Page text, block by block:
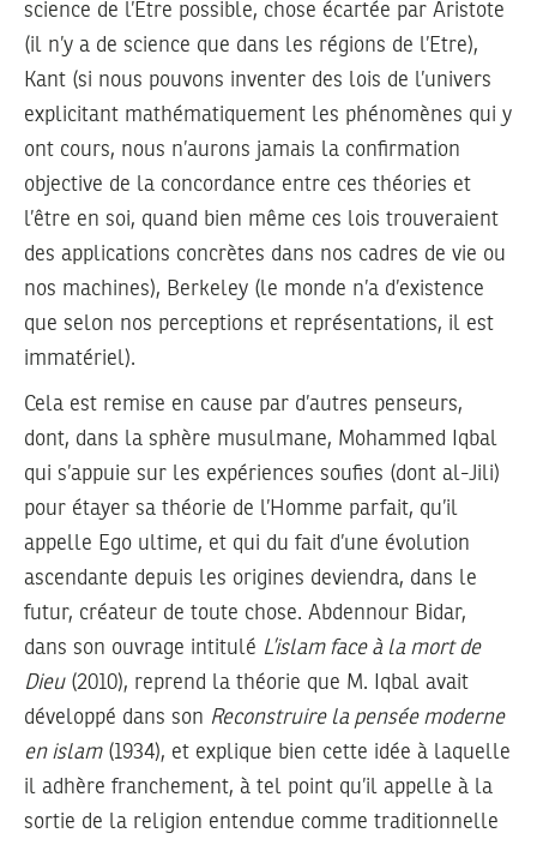
science de l’Etre possible, chose écartée par Aristote
(il n’y a de science que dans les régions de l’Etre),
Kant (si nous pouvons inventer des lois de l’univers
explicitant mathématiquement les phénomènes qui y
ont cours, nous n’aurons jamais la confirmation
objective de la concordance entre ces théories et
l’être en soi, quand bien même ces lois trouveraient
des applications concrètes dans nos cadres de vie ou
nos machines), Berkeley (le monde n’a d’existence
que selon nos perceptions et représentations, il est
immatériel).
Cela est remise en cause par d’autres penseurs,
dont, dans la sphère musulmane, Mohammed Iqbal
qui s’appuie sur les expériences soufies (dont al-Jili)
pour étayer sa théorie de l’Homme parfait, qu’il
appelle Ego ultime, et qui du fait d’une évolution
ascendante depuis les origines deviendra, dans le
futur, créateur de toute chose. Abdennour Bidar,
dans son ouvrage intitulé L’islam face à la mort de
Dieu(2010), reprend la théorie que M. Iqbal avait
développé dans son Reconstruire la pensée moderne
en islam(1934), et explique bien cette idée à laquelle
il adhère franchement, à tel point qu’il appelle à la
sortie de la religion entendue comme traditionnelle